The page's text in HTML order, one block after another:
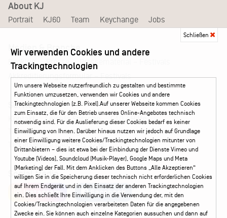
About KJ
Portrait KJ60 Team Keychange Jobs
Medien & Branche
Booking Presse
Pressematerial – Festivals
Akkreditierungsformular – Festivals
Service
Kontakt Leichte Sprache
FAQ / Hilfe
Ticketshop Hamburg
Gutscheine
Callback-Service
Ticketservice 040 - 413 22 60
Social Media
Instagram Facebook
Schließen
Wir verwenden Cookies und andere
Trackingtechnologien
Um unsere Webseite nutzerfreundlich zu gestalten und bestimmte
Funktionen umzusetzen, verwenden wir Cookies und andere
Trackingtechnologien (z.B. Pixel).Auf unserer Webseite kommen Cookies
zum Einsatz, die für den Betrieb unseres Online-Angebotes technisch
notwendig sind. Für die Auslieferung dieser Cookies bedarf es keiner
Einwilligung von Ihnen. Darüber hinaus nutzen wir jedoch auf Grundlage
einer Einwilligung weitere Cookies/Trackingtechnologien mitunter von
Drittanbietern – dies ist etwa bei der Einbindung der Dienste Vimeo und
Youtube (Videos), Soundcloud (Musik-Player), Google Maps und Meta
(Marketing) der Fall. Mit dem Anklicken des Buttons „Alle Akzeptieren“
willigen Sie in die Speicherung dieser technisch nicht erforderlichen Cookies
auf Ihrem Endgerät und in den Einsatz der anderen Trackingtechnologien
ein. Dies schließt Ihre Einwilligung in die Verwendung der, mit den
Cookies/Trackingtechnologien verarbeiteten Daten für die angegebenen
Zwecke ein. Sie können auch einzelne Kategorien aussuchen und dann auf